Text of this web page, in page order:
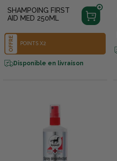
SHAMPOING FIRST
AID MED 250ML
OFFRE POINTS X2
Disponible en livraison